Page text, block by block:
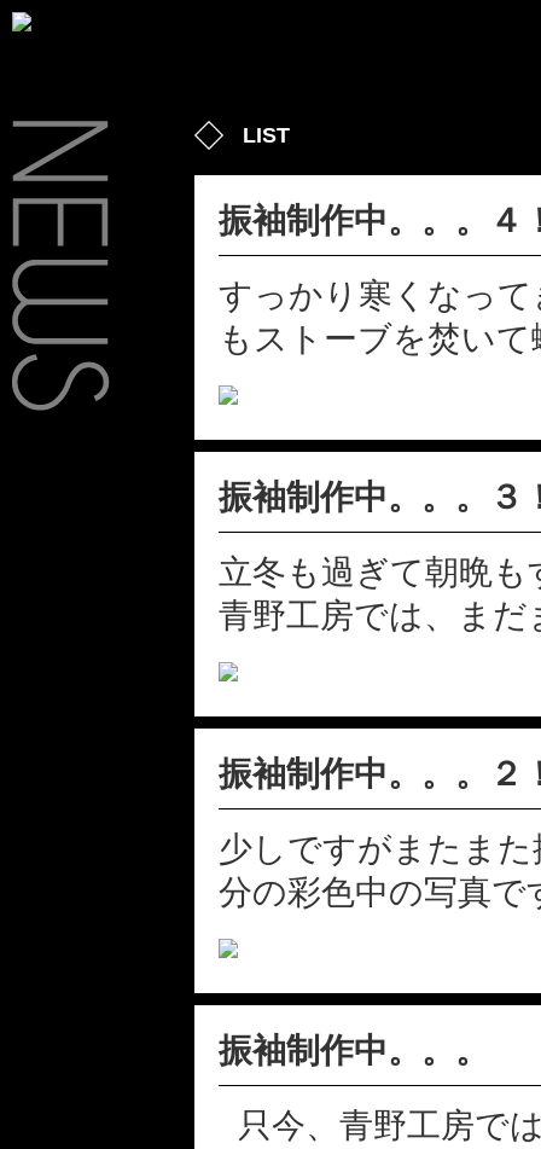
LIST
振袖制作中。。。４
すっかり寒くなっ
もストーブを焚い
振袖制作中。。。３
立冬も過ぎて朝晩
青野工房では、まだ
振袖制作中。。。２
少しですがまたま
分の彩色中の写真で
振袖制作中。。。
只今、青野工房で